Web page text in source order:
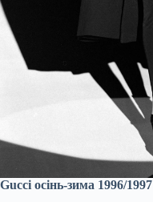
Gucci осінь-зима 1996/1997